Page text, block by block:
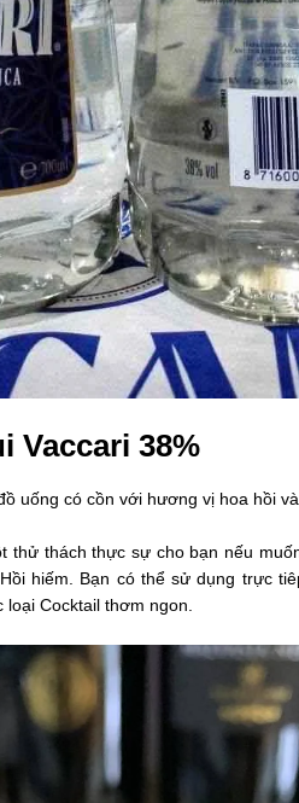
38%
uống có cồn với hương vị hoa hồi
thử thách thực sự cho bạn nếu
hiếm. Bạn có thể sử dụng trực
loại Cocktail thơm ngon.